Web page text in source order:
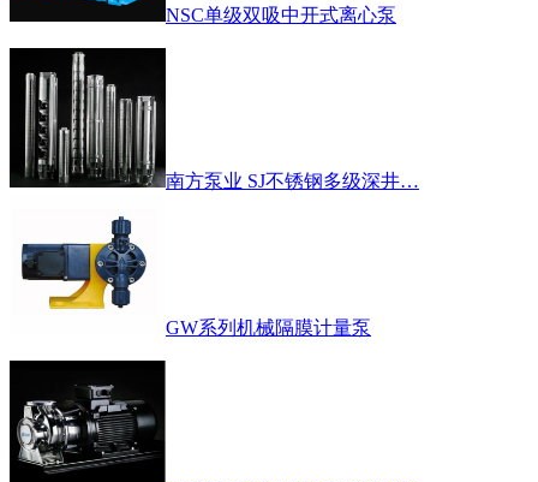
NSC单级双吸中开式离心泵
南方泵业 SJ不锈钢多级深井…
GW系列机械隔膜计量泵